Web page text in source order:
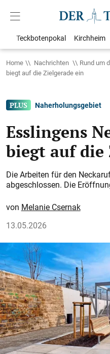
Teckbotenpokal Kirchheim
Home Nachrichten Rund um
biegt auf die Zielgerade ein
Naherholungsgebiet
Esslingens
biegt auf die
Die Arbeiten für den
abgeschlossen. Die
Melanie Csernak
13.05.2026